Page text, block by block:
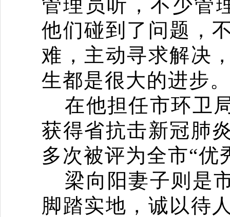
管理员听，不少管
他们碰到了问题，
难，主动寻求解决
生都是很大的进步
在他担任市环卫
获得省抗击新冠肺
多次被评为全市“优
梁向阳妻子则是
脚踏实地，诚以待